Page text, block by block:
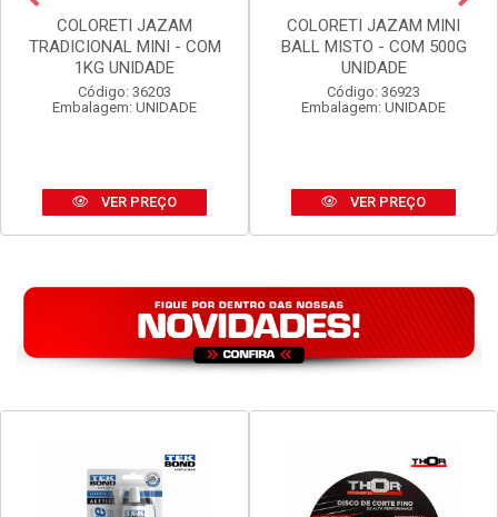
COLORETI JAZAM
TRADICIONAL MINI - COM
1KG UNIDADE
Código: 36203
Embalagem: UNIDADE
VER PREÇO
COLORETI JAZAM MINI
BALL MISTO - COM 500G
UNIDADE
Código: 36923
Embalagem: UNIDADE
VER PREÇO